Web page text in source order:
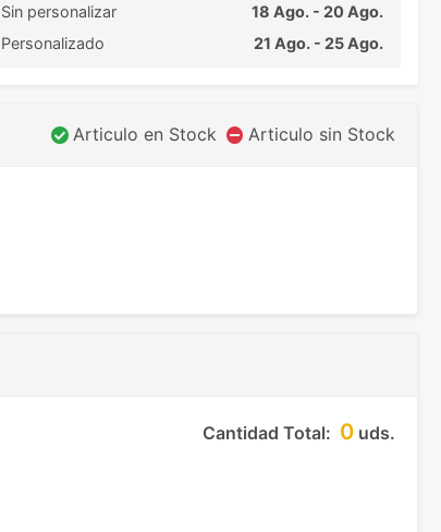
personalizar
18 Ago. - 20 Ago.
21 Ago. - 25 Ago.
Articulo en Stock Articulo sin Stock
Cantidad Total: 0 uds.